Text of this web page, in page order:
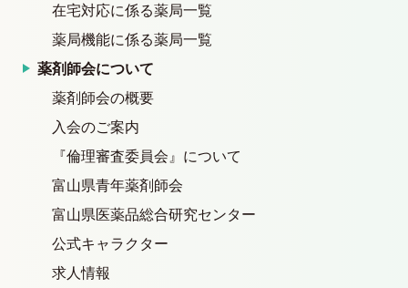
在宅対応に係る薬局一覧
薬局機能に係る薬局一覧
薬剤師会について
薬剤師会の概要
入会のご案内
『倫理審査委員会』について
富山県青年薬剤師会
富山県医薬品総合研究センター
公式キャラクター
求人情報